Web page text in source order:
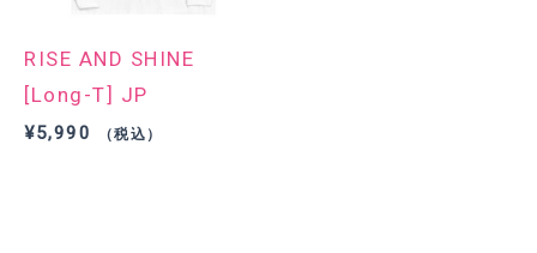
RISE AND SHINE
[Long-T] JP
¥5,990 （税込）